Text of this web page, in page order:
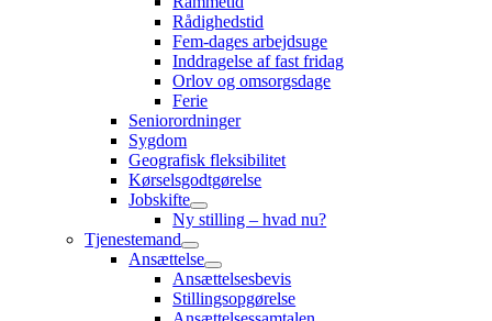
Rådighedstid
Fem-dages arbejdsuge
Inddragelse af fast fridag
Orlov og omsorgsdage
Ferie
Seniorordninger
Sygdom
Geografisk fleksibilitet
Kørselsgodtgørelse
Jobskifte
Ny stilling – hvad nu?
Tjenestemand
Ansættelse
Ansættelsesbevis
Stillingsopgørelse